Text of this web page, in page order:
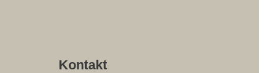
Kontakt